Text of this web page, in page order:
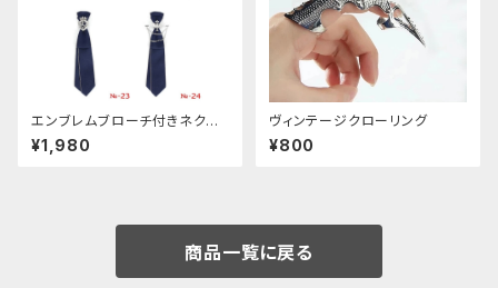
エンブレムブローチ付きネクタ
イ(ネイビー)
¥1,980
ヴィンテージクローリング
¥800
商品一覧に戻る